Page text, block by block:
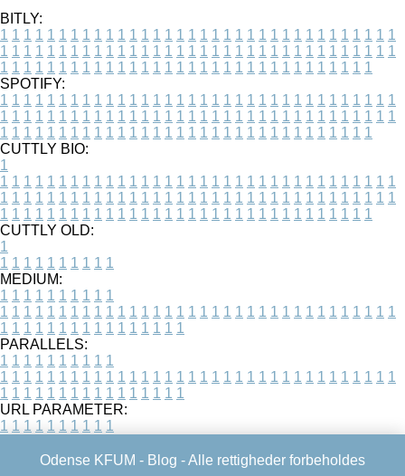
BITLY:
1 1 1 1 1 1 1 1 1 1 1 1 1 1 1 1 1 1 1 1 1 1 1 1 1 1 1 1 1 1 1 1 1 1
1 1 1 1 1 1 1 1 1 1 1 1 1 1 1 1 1 1 1 1 1 1 1 1 1 1 1 1 1 1 1 1 1 1
1 1 1 1 1 1 1 1 1 1 1 1 1 1 1 1 1 1 1 1 1 1 1 1 1 1 1 1 1 1 1 1
SPOTIFY:
1 1 1 1 1 1 1 1 1 1 1 1 1 1 1 1 1 1 1 1 1 1 1 1 1 1 1 1 1 1 1 1 1 1
1 1 1 1 1 1 1 1 1 1 1 1 1 1 1 1 1 1 1 1 1 1 1 1 1 1 1 1 1 1 1 1 1 1
1 1 1 1 1 1 1 1 1 1 1 1 1 1 1 1 1 1 1 1 1 1 1 1 1 1 1 1 1 1 1 1
CUTTLY BIO:
1
1 1 1 1 1 1 1 1 1 1 1 1 1 1 1 1 1 1 1 1 1 1 1 1 1 1 1 1 1 1 1 1 1 1
1 1 1 1 1 1 1 1 1 1 1 1 1 1 1 1 1 1 1 1 1 1 1 1 1 1 1 1 1 1 1 1 1 1
1 1 1 1 1 1 1 1 1 1 1 1 1 1 1 1 1 1 1 1 1 1 1 1 1 1 1 1 1 1 1 1
CUTTLY OLD:
1
1 1 1 1 1 1 1 1 1 1
MEDIUM:
1 1 1 1 1 1 1 1 1 1
1 1 1 1 1 1 1 1 1 1 1 1 1 1 1 1 1 1 1 1 1 1 1 1 1 1 1 1 1 1 1 1 1 1
1 1 1 1 1 1 1 1 1 1 1 1 1 1 1 1
PARALLELS:
1 1 1 1 1 1 1 1 1 1
1 1 1 1 1 1 1 1 1 1 1 1 1 1 1 1 1 1 1 1 1 1 1 1 1 1 1 1 1 1 1 1 1 1
1 1 1 1 1 1 1 1 1 1 1 1 1 1 1 1
URL PARAMETER:
1 1 1 1 1 1 1 1 1 1
Odense KFUM - Blog - Alle rettigheder forbeholdes